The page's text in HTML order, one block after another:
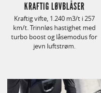
KRAFTIG LØVBLÅSER
Kraftig vifte, 1.240 m3/t i 257
km/t. Trinnløs hastighet med
turbo boost og låsemodus for
jevn luftstrøm.